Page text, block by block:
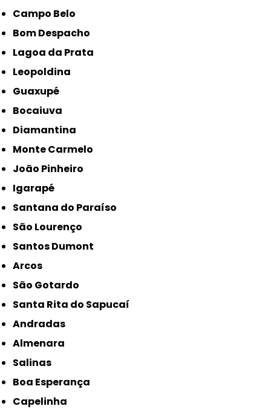
Campo Belo
Bom Despacho
Lagoa da Prata
Leopoldina
Guaxupé
Bocaiuva
Diamantina
Monte Carmelo
João Pinheiro
Igarapé
Santana do Paraíso
São Lourenço
Santos Dumont
Arcos
São Gotardo
Santa Rita do Sapucaí
Andradas
Almenara
Salinas
Boa Esperança
Capelinha